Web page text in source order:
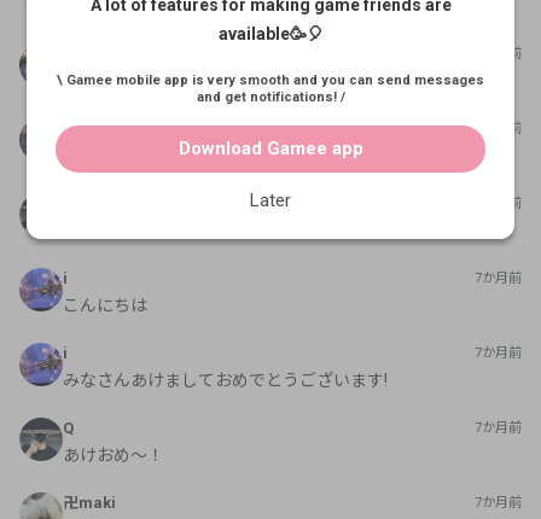
分かりました！
7か月前
よろしくお願いします
i 7か月前
よろしくお願いします!
7か月前
i 7か月前
こんにちは
i 7か月前
みなさんあけましておめでとうございます!
Q 7か月前
あけおめ〜！
卍maki 7か月前
A lot of features for making game friends are
available🥳🎈
\ Gamee mobile app is very smooth and you can send messages
and get notifications! /
Download Gamee app
Later